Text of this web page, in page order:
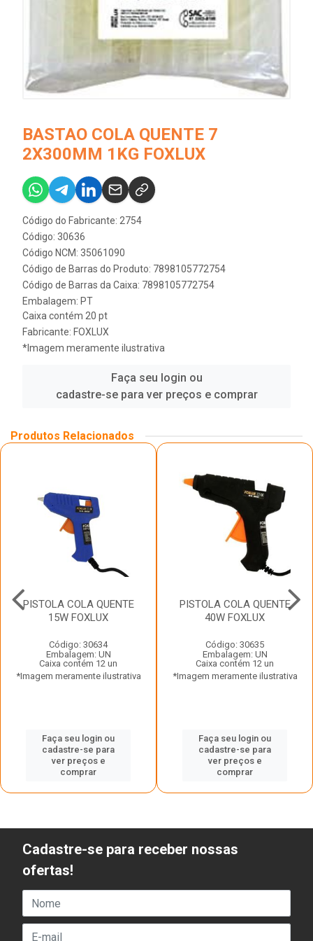
BASTAO COLA QUENTE 7
2X300MM 1KG FOXLUX
Código do Fabricante: 2754
Código: 30636
Código NCM: 35061090
Código de Barras do Produto: 7898105772754
Código de Barras da Caixa: 7898105772754
Embalagem: PT
Caixa contém 20 pt
Fabricante: FOXLUX
*Imagem meramente ilustrativa
Faça seu login ou
cadastre-se para ver preços e comprar
Produtos Relacionados
PISTOLA COLA QUENTE
15W FOXLUX
Código: 30634
Embalagem: UN
Caixa contém 12 un
*Imagem meramente ilustrativa
Faça seu login ou
cadastre-se para
ver preços e
comprar
PISTOLA COLA QUENTE
40W FOXLUX
Código: 30635
Embalagem: UN
Caixa contém 12 un
*Imagem meramente ilustrativa
Faça seu login ou
cadastre-se para
ver preços e
comprar
Cadastre-se para receber nossas
ofertas!